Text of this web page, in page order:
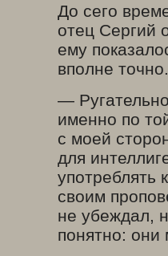
До сего
отец Сергий
ему
вполне точно.
—
именно по
с моей
для
употреблять
своим
не убеждал,
понятно: они